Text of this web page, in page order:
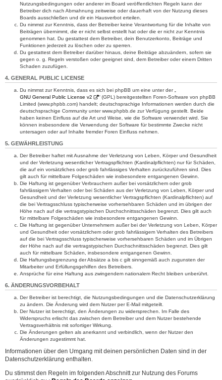
Nutzungsbedingungen oder anderer im Board veröffentlichten Regeln kann der
Betreiber dich nach Abmahnung zeitweise oder dauerhaft von der Nutzung dieses
Boards ausschließen und dir ein Hausverbot erteilen.
Du nimmst zur Kenntnis, dass der Betreiber keine Verantwortung für die Inhalte von
Beiträgen übernimmt, die er nicht selbst erstellt hat oder die er nicht zur Kenntnis
genommen hat. Du gestattest dem Betreiber, dein Benutzerkonto, Beiträge und
Funktionen jederzeit zu löschen oder zu sperren.
Du gestattest dem Betreiber darüber hinaus, deine Beiträge abzuändern, sofern sie
gegen o. g. Regeln verstoßen oder geeignet sind, dem Betreiber oder einem Dritten
Schaden zuzufügen.
4. GENERAL PUBLIC LICENSE
Du nimmst zur Kenntnis, dass es sich bei phpBB um eine unter der „
GNU General Public License v2
“ (GPL) bereitgestellten Foren-Software von phpBB
Limited (www.phpbb.com) handelt; deutschsprachige Informationen werden durch die
deutschsprachige Community unter www.phpbb.de zur Verfügung gestellt. Beide
haben keinen Einfluss auf die Art und Weise, wie die Software verwendet wird. Sie
können insbesondere die Verwendung der Software für bestimmte Zwecke nicht
untersagen oder auf Inhalte fremder Foren Einfluss nehmen.
5. GEWÄHRLEISTUNG
Der Betreiber haftet mit Ausnahme der Verletzung von Leben, Körper und Gesundheit
und der Verletzung wesentlicher Vertragspflichten (Kardinalpflichten) nur für Schäden,
die auf ein vorsätzliches oder grob fahrlässiges Verhalten zurückzuführen sind. Dies
gilt auch für mittelbare Folgeschäden wie insbesondere entgangenen Gewinn.
Die Haftung ist gegenüber Verbrauchern außer bei vorsätzlichem oder grob
fahrlässigem Verhalten oder bei Schäden aus der Verletzung von Leben, Körper und
Gesundheit und der Verletzung wesentlicher Vertragspflichten (Kardinalpflichten) auf
die bei Vertragsschluss typischerweise vorhersehbaren Schäden und im übrigen der
Höhe nach auf die vertragstypischen Durchschnittsschäden begrenzt. Dies gilt auch
für mittelbare Folgeschäden wie insbesondere entgangenen Gewinn.
Die Haftung ist gegenüber Unternehmern außer bei der Verletzung von Leben, Körper
und Gesundheit oder vorsätzlichem oder grob fahrlässigem Verhalten des Betreibers
auf die bei Vertragsschluss typischerweise vorhersehbaren Schäden und im Übrigen
der Höhe nach auf die vertragstypischen Durchschnittsschäden begrenzt. Dies gilt
auch für mittelbare Schäden, insbesondere entgangenen Gewinn.
Die Haftungsbegrenzung der Absätze a bis c gilt sinngemäß auch zugunsten der
Mitarbeiter und Erfüllungsgehilfen des Betreibers.
Ansprüche für eine Haftung aus zwingendem nationalem Recht bleiben unberührt.
6. ÄNDERUNGSVORBEHALT
Der Betreiber ist berechtigt, die Nutzungsbedingungen und die Datenschutzerklärung
zu ändern. Die Änderung wird dem Nutzer per E-Mail mitgeteilt.
Der Nutzer ist berechtigt, den Änderungen zu widersprechen. Im Falle des
Widerspruchs erlischt das zwischen dem Betreiber und dem Nutzer bestehende
Vertragsverhältnis mit sofortiger Wirkung.
Die Änderungen gelten als anerkannt und verbindlich, wenn der Nutzer den
Änderungen zugestimmt hat.
Informationen über den Umgang mit deinen persönlichen Daten sind in der
Datenschutzerklärung enthalten.
Du stimmst den Regeln im folgenden Abschnitt zur Nutzung des Forums